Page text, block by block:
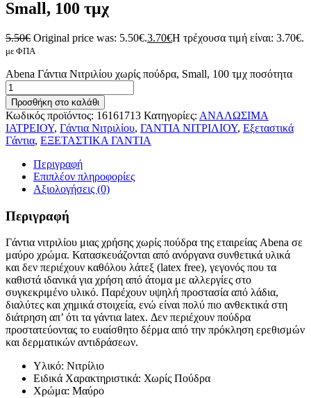
Small, 100 τμχ
5.50€ Original price was: 5.50€.3.70€Η τρέχουσα τιμή είναι: 3.70€.
με ΦΠΑ
Abena Γάντια Νιτριλίου χωρίς πούδρα, Small, 100 τμχ ποσότητα
Προσθήκη στο καλάθι
Κωδικός προϊόντος: 16161713 Κατηγορίες: ΑΝΑΛΩΣΙΜΑ
ΙΑΤΡΕΙΟΥ, Γάντια Νιτριλίου, ΓΑΝΤΙΑ ΝΙΤΡΙΛΙΟΥ, Εξεταστικά
Γάντια, ΕΞΕΤΑΣΤΙΚΑ ΓΑΝΤΙΑ
Περιγραφή
Επιπλέον πληροφορίες
Αξιολογήσεις (0)
Περιγραφή
Γάντια νιτριλίου μιας χρήσης χωρίς πούδρα της εταιρείας Abena σε
μαύρο χρώμα. Κατασκευάζονται από ανόργανα συνθετικά υλικά
και δεν περιέχουν καθόλου λάτεξ (latex free), γεγονός που τα
καθιστά ιδανικά για χρήση από άτομα με αλλεργίες στο
συγκεκριμένο υλικό. Παρέχουν υψηλή προστασία από λάδια,
διαλύτες και χημικά στοιχεία, ενώ είναι πολύ πιο ανθεκτικά στη
διάτρηση απ’ ότι τα γάντια latex. Δεν περιέχουν πούδρα
προστατεύοντας το ευαίσθητο δέρμα από την πρόκληση ερεθισμών
και δερματικών αντιδράσεων.
Υλικό: Νιτρίλιο
Ειδικά Χαρακτηριστικά: Χωρίς Πούδρα
Χρώμα: Μαύρο